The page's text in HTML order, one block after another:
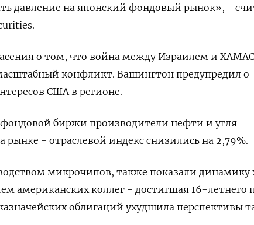
давление на японский фондовый рынок», -
о том, что война между Израилем и ХАМАС
конфликт. Вашингтон предупредил о
США в регионе.
биржи производители нефти и угля
рынке - отраслевой индекс снизились на 2,79%.
микрочипов, также показали динамику
американских коллег - достигшая 16-летнего
облигаций ухудшила перспективы